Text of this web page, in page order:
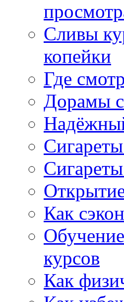
Сливы
копейки
Где
Дорамы
Как
курсов
Как